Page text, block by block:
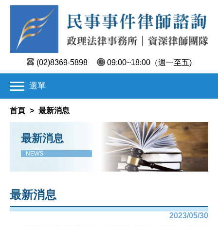
(02)8369-5898 09:00~18:00 （週一至五)
選單
首頁 > 最新消息
最新消息
NEWS
最新消息
2023/05/30